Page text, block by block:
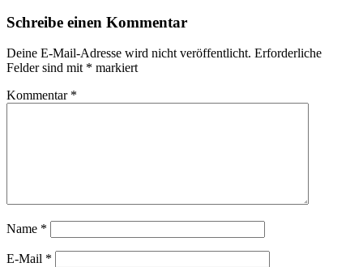
Schreibe einen Kommentar
Deine E-Mail-Adresse wird nicht veröffentlicht. Erforderliche
Felder sind mit * markiert
Kommentar *
Name *
E-Mail *